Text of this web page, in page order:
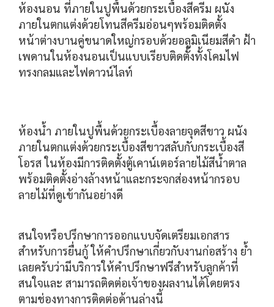
ห้องนอน ที่ภายในปูพื้นด้วยกระเบื้องสีครีม ผนัง
ภายในตกแต่งด้วยโทนสีครีมอ่อนๆพร้อมติดตั้ง
หน้าต่างบานคู่ขนาดใหญ่กรอบด้วยอลูมิเนียมสีดำ ฝ้า
เพดานในห้องนอนเป็นแบบเรียบติดตั้งทั้งโคมไฟ
ทรงกลมและไฟดาวน์ไลท์
ห้องน้ำ ภายในปูพื้นด้วยกระเบื้องลายจุดสีขาว ผนัง
ภายในตกแต่งด้วยกระเบื้องสีขาวสลับกับกระเบื้องสี
โอรส ในห้องมีการติดตั้งตู้เคาน์เตอร์ลายไม้สีน้ำตาล
พร้อมติดตั้งอ่างล้างหน้าและกระจกส่องหน้ากรอบ
ลายไม้ที่ดูเข้ากันอย่างดี
สนใจหรือปรึกษาการออกแบบจัดเตรียมเอกสาร
สำหรับการยื่นกู้ ให้คำปรึกษาเกี่ยวกับงานก่อสร้าง ย้ำ
เลยครับว่ามีบริการให้คำปรึกษาฟรีสำหรับลูกค้าที่
สนใจและ สามารถติดต่อเจ้าของผลงานได้โดยตรง
ตามช่องทางการติดต่อด้านล่างนี้